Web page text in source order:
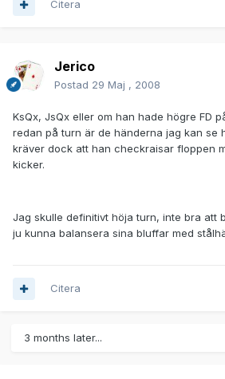
Citera
Jerico
Postad 29 Maj , 2008
KsQx, JsQx eller om han hade högre FD
redan på turn är de händerna jag kan se
kräver dock att han checkraisar floppen
kicker.
Jag skulle definitivt höja turn, inte bra att
ju kunna balansera sina bluffar med
Citera
3 months later...